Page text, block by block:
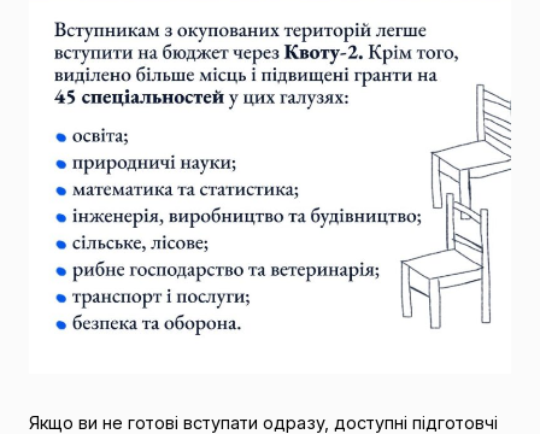
Якщо ви не готові вступати одразу, доступні підготовчі